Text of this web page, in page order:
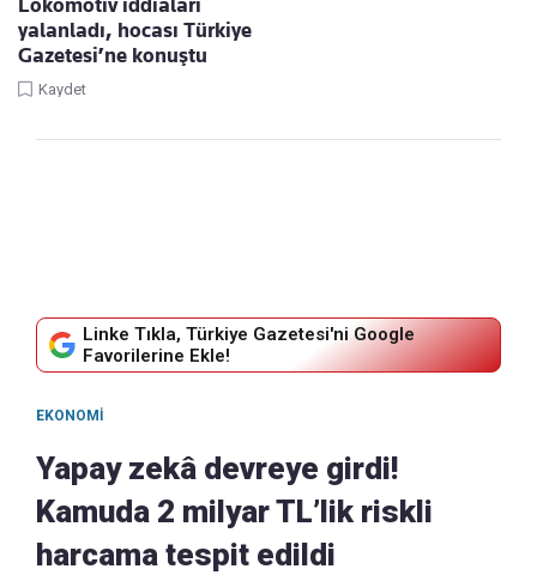
Lokomotiv iddiaları
yalanladı, hocası Türkiye
Gazetesi’ne konuştu
Kaydet
Linke Tıkla, Türkiye Gazetesi'ni Google
Favorilerine Ekle!
EKONOMI
Yapay zekâ devreye girdi!
Kamuda 2 milyar TL’lik riskli
harcama tespit edildi